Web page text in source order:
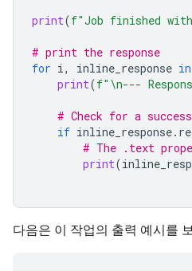
print(f"Job finished
# print the response
for i, inline_response in
print(f" \n---
# Check for a
if inline_response.
# The .text
print(
다음은 이 작업의 출력 예시를